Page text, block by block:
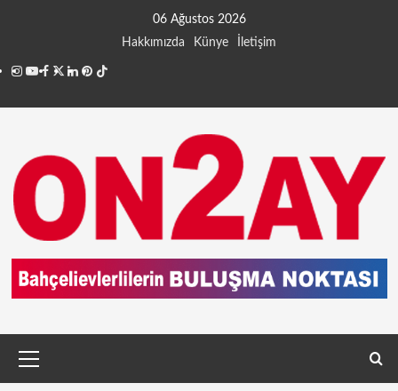
06 Ağustos 2026
Hakkımızda
Künye İletişim